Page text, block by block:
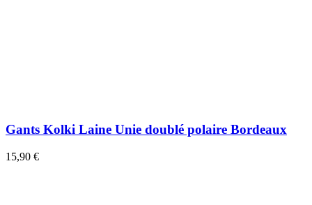
Gants Kolki Laine Unie doublé polaire Bordeaux
15,90 €